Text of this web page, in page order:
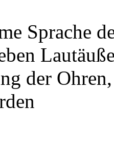
Sprache
der